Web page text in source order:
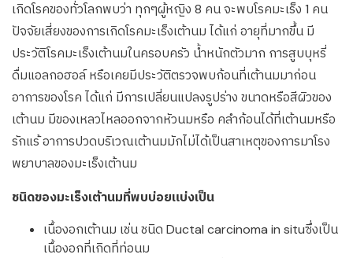
เกิดโรคของทั่วโลกพบว่า ทุกๆผู้หญิง 8 คน จะพบโรคมะเร็ง 1 คน
ปัจจัยเสี่ยงของการเกิดโรคมะเร็งเต้านม ได้แก่ อายุที่มากขึ้น มี
ประวัติโรคมะเร็งเต้านมในครอบครัว น้ำหนักตัวมาก การสูบบุหรี่
ดื่มแอลกอฮอล์ หรือเคยมีประวัติตรวจพบก้อนที่เต้านมมาก่อน
อาการของโรค ได้แก่ มีการเปลี่ยนแปลงรูปร่าง ขนาดหรือสีผิวของ
เต้านม มีของเหลวไหลออกจากหัวนมหรือ คลำก้อนได้ที่เต้านมหรือ
รักแร้ อาการปวดบริเวณเต้านมมักไม่ได้เป็นสาเหตุของการมาโรง
พยาบาลของมะเร็งเต้านม
ชนิดของมะเร็งเต้านมที่พบบ่อยแบ่งเป็น
เนื้องอกเต้านม เช่น ชนิด Ductal carcinoma in situซึ่งเป็น
เนื้องอกที่เกิดที่ท่อนม